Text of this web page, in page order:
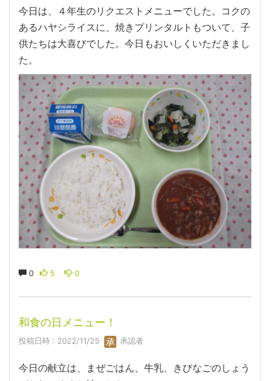
今日は、４年生のリクエストメニューでした。コクの
あるハヤシライスに、焼きプリンタルトもついて、子
供たちは大喜びでした。今日もおいしくいただきまし
た。
0 5 0
和食の日メニュー！
投稿日時 : 2022/11/25 承認者
今日の献立は、まぜごはん、牛乳、きびなごのしょう